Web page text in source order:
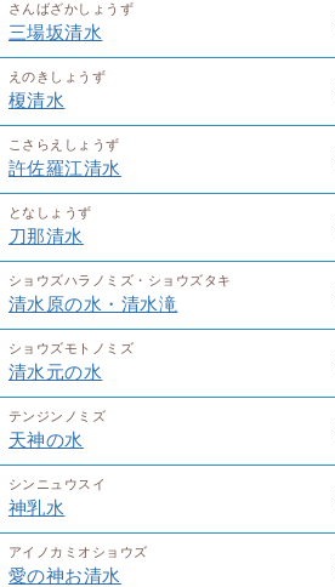
さんばざかしょうず
三場坂清水
えのきしょうず
榎清水
こさらえしょうず
許佐羅江清水
となしょうず
刀那清水
ショウズハラノミズ・ショウズタキ
清水原の水・清水滝
ショウズモトノミズ
清水元の水
テンジンノミズ
天神の水
シンニュウスイ
神乳水
アイノカミオショウズ
愛の神お清水